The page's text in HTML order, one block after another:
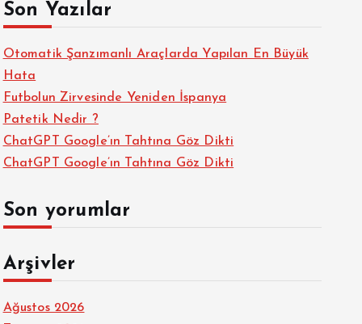
:Son Yazılar
Otomatik Şanzımanlı Araçlarda Yapılan En Büyük
Hata
Futbolun Zirvesinde Yeniden İspanya
Patetik Nedir ?
ChatGPT Google’ın Tahtına Göz Dikti
ChatGPT Google’ın Tahtına Göz Dikti
Son yorumlar
Arşivler
Ağustos 2026